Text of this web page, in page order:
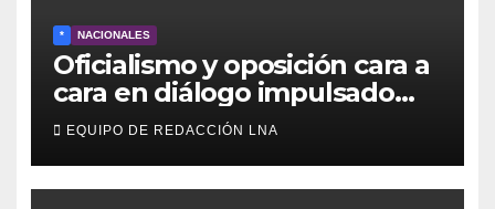
* NACIONALES
Oficialismo y oposición cara a
cara en diálogo impulsado
por EE UU: las claves
EQUIPO DE REDACCIÓN LNA